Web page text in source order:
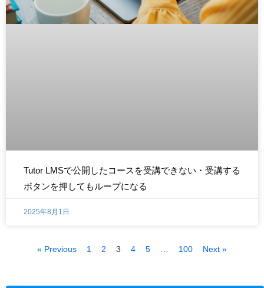
Tutor LMSで公開したコースを受講できない・受講する
ボタンを押してもループになる
2025年8月1日
« Previous 1 2 3 4 5 100 Next »